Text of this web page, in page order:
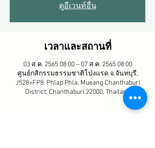
ดูอีเวนท์อื่น
เวลาและสถานที่
03 ส.ค. 2565 08:00 – 07 ส.ค. 2565 08:00
ศูนย์กสิกรรมธรรมชาติโป่งแรด จ.จันทบุรี,
J528+FP8, Phlap Phla, Mueang Chanthaburi
District, Chanthaburi 22000, Thailand